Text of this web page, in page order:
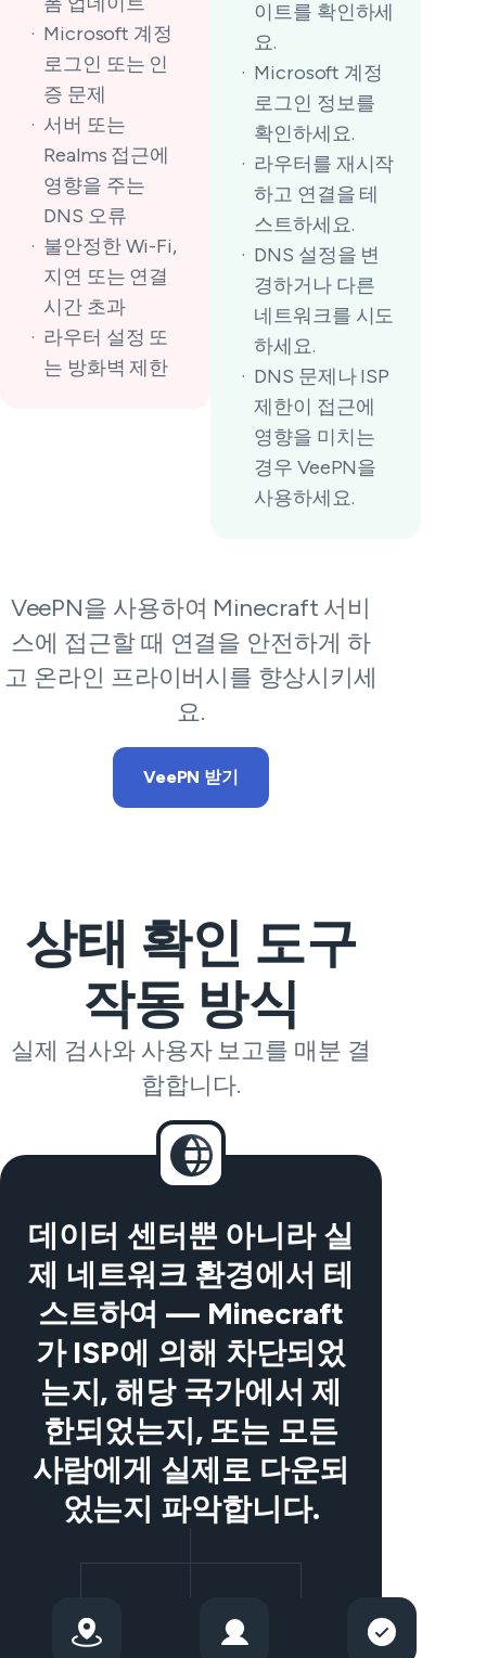
Microsoft 계정
로그인 또는 인
증 문제
서버 또는
Realms 접근에
영향을 주는
DNS 오류
불안정한 Wi-Fi,
지연 또는 연결
시간 초과
라우터 설정 또
는 방화벽 제한
이트를 확인하세
요.
Microsoft 계정
로그인 정보를
확인하세요.
라우터를 재시작
하고 연결을 테
스트하세요.
DNS 설정을 변
경하거나 다른
네트워크를 시도
하세요.
DNS 문제나 ISP
제한이 접근에
영향을 미치는
경우 VeePN을
사용하세요.
VeePN을 사용하여 Minecraft 서비
스에 접근할 때 연결을 안전하게 하
고 온라인 프라이버시를 향상시키세
요.
VeePN 받기
상태 확인 도구
작동 방식
실제 검사와 사용자 보고를 매분 결
합합니다.
데이터 센터뿐 아니라 실
제 네트워크 환경에서 테
스트하여 — Minecraft
가 ISP에 의해 차단되었
는지, 해당 국가에서 제
한되었는지, 또는 모든
사람에게 실제로 다운되
었는지 파악합니다.